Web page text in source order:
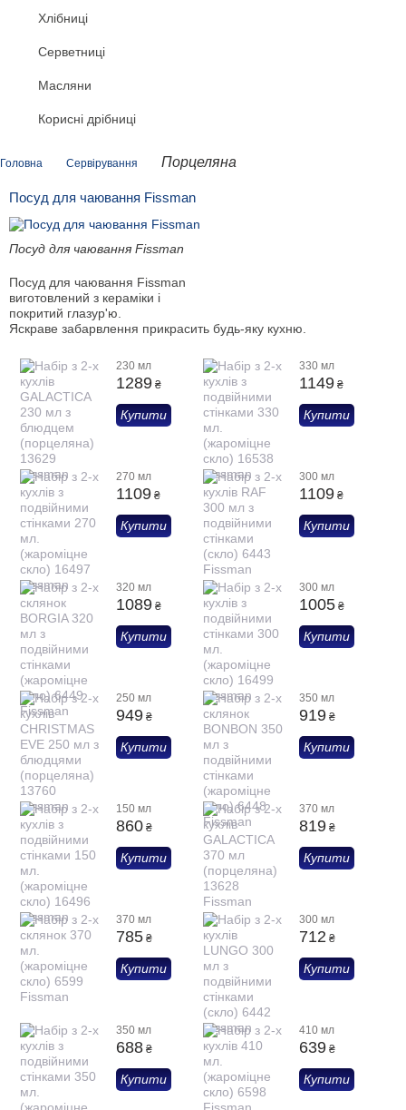
Хлібниці
Серветниці
Масляни
Корисні дрібниці
Головна Сервірування Порцеляна
Посуд для чаювання Fissman
Посуд для чаювання Fissman
Посуд для чаювання Fissman
виготовлений з кераміки і
покритий глазур'ю.
Яскраве забарвлення прикрасить будь-яку кухню.
230 мл
1289 ₴
Купити
330 мл
1149 ₴
Купити
270 мл
1109 ₴
Купити
300 мл
1109 ₴
Купити
320 мл
1089 ₴
Купити
300 мл
1005 ₴
Купити
250 мл
949 ₴
Купити
350 мл
919 ₴
Купити
150 мл
860 ₴
Купити
370 мл
819 ₴
Купити
370 мл
785 ₴
Купити
300 мл
712 ₴
Купити
350 мл
688 ₴
Купити
410 мл
639 ₴
Купити